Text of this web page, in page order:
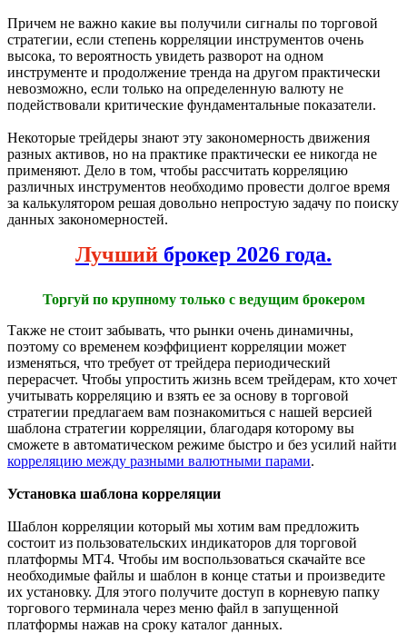
Причем не важно какие вы получили сигналы по торговой
стратегии, если степень корреляции инструментов очень
высока, то вероятность увидеть разворот на одном
инструменте и продолжение тренда на другом практически
невозможно, если только на определенную валюту не
подействовали критические фундаментальные показатели.
Некоторые трейдеры знают эту закономерность движения
разных активов, но на практике практически ее никогда не
применяют. Дело в том, чтобы рассчитать корреляцию
различных инструментов необходимо провести долгое время
за калькулятором решая довольно непростую задачу по поиску
данных закономерностей.
Лучший брокер 2026 года.
Торгуй по крупному только с ведущим брокером
Также не стоит забывать, что рынки очень динамичны,
поэтому со временем коэффициент корреляции может
изменяться, что требует от трейдера периодический
перерасчет. Чтобы упростить жизнь всем трейдерам, кто хочет
учитывать корреляцию и взять ее за основу в торговой
стратегии предлагаем вам познакомиться с нашей версией
шаблона стратегии корреляции, благодаря которому вы
сможете в автоматическом режиме быстро и без усилий найти
корреляцию между разными валютными парами.
Установка шаблона корреляции
Шаблон корреляции который мы хотим вам предложить
состоит из пользовательских индикаторов для торговой
платформы МТ4. Чтобы им воспользоваться скачайте все
необходимые файлы и шаблон в конце статьи и произведите
их установку. Для этого получите доступ в корневую папку
торгового терминала через меню файл в запущенной
платформы нажав на сроку каталог данных.